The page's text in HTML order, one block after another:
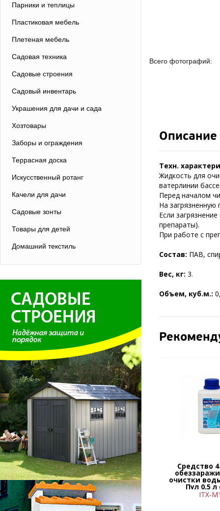
Парники и теплицы
Пластиковая мебель
Плетеная мебель
Садовая техника
Садовые строения
Садовый инвентарь
Украшения для дачи и сада
Хозтовары
Заборы и ограждения
Террасная доска
Искусственный ротанг
Качели для дачи
Садовые зонты
Товары для детей
Домашний текстиль
Всего фотографий:
Описание
Техн.
Жидкость для
ватерлинии
Перед началом
На загрязненную
Если
препараты).
При работе с
Состав: ПАВ,
Вес, кг: 3.
Объем, куб.м.:
Средство
очистки
Пул 0,5
ITX-